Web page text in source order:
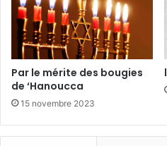
Par le mérite des bougies
de ‘Hanoucca
15 novembre 2023